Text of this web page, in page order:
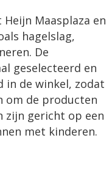
Maasplaza en
hagelslag,
De
geselecteerd en
in de winkel, zodat
om de producten
zijn gericht op een
met kinderen.